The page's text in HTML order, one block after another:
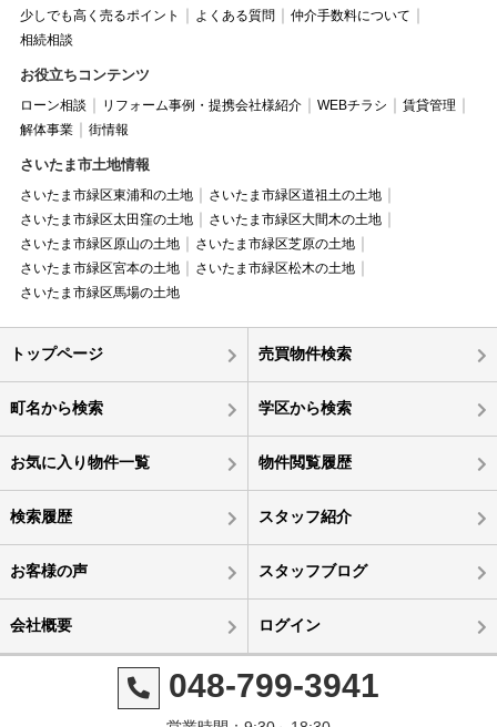
少しでも高く売るポイント
よくある質問
仲介手数料について
相続相談
お役立ちコンテンツ
ローン相談 リフォーム事例・提携会社様紹介 WEBチラシ
賃貸管理
解体事業
街情報
さいたま市土地情報
さいたま市緑区東浦和の土地
さいたま市緑区道祖土の土地
さいたま市緑区太田窪の土地
さいたま市緑区大間木の土地
さいたま市緑区原山の土地
さいたま市緑区芝原の土地
さいたま市緑区宮本の土地
さいたま市緑区松木の土地
さいたま市緑区馬場の土地
トップページ 売買物件検索
町名から検索 学区から検索
お気に入り物件一覧 物件閲覧履歴
検索履歴 スタッフ紹介
お客様の声 スタッフブログ
会社概要 ログイン
048-799-3941